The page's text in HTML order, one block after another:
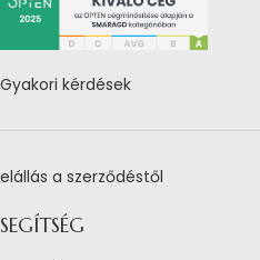
Gyakori kérdések
elállás a szerződéstől
SEGÍTSÉG